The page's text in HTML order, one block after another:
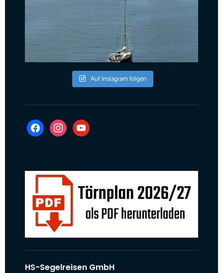
Auf Instagram folgen
facebookinstagramyoutube
HS-Segelreisen GmbH